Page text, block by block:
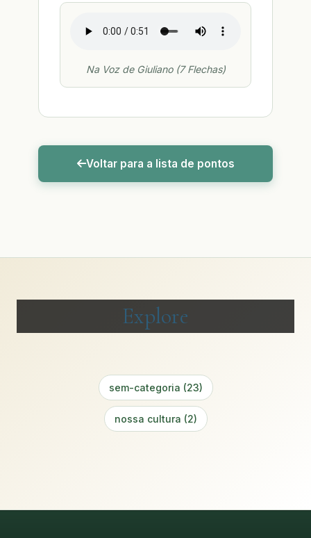
Na Voz de Giuliano (7 Flechas)
Voltar para a lista de pontos
Explore
sem-categoria (23)
nossa cultura (2)